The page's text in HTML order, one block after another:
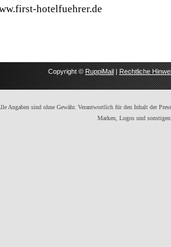
hotelfuehrer.de
Copyright ©RuppiMail|Rechtliche
Angaben sind ohne Gewähr. Verantwortlich für den Inhalt der
Marken, Logos und